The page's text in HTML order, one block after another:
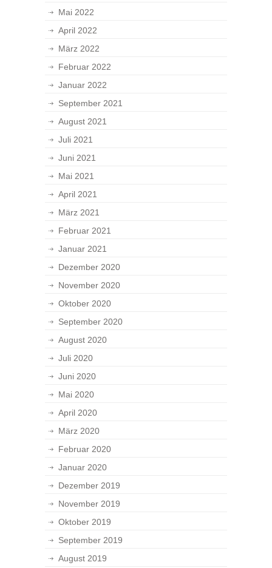
Mai 2022
April 2022
März 2022
Februar 2022
Januar 2022
September 2021
August 2021
Juli 2021
Juni 2021
Mai 2021
April 2021
März 2021
Februar 2021
Januar 2021
Dezember 2020
November 2020
Oktober 2020
September 2020
August 2020
Juli 2020
Juni 2020
Mai 2020
April 2020
März 2020
Februar 2020
Januar 2020
Dezember 2019
November 2019
Oktober 2019
September 2019
August 2019